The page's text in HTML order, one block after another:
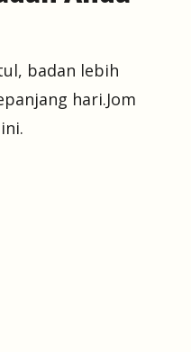
badan lebih
hari.Jom